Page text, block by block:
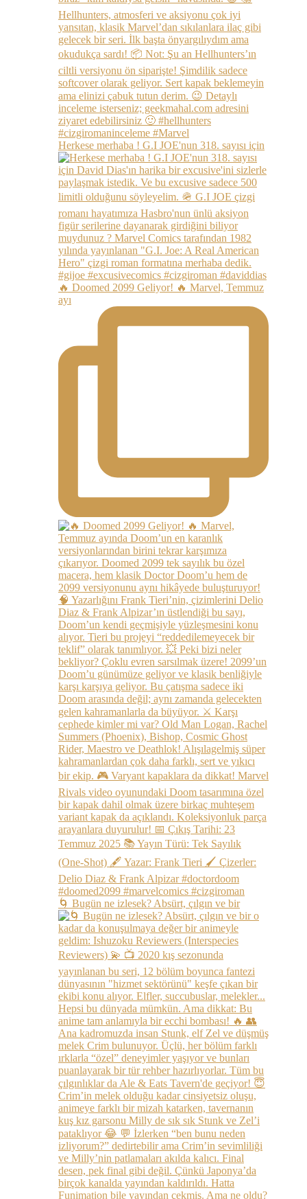
Herkese merhaba ! G.I JOE'nun 318. sayısı için
🔥 Doomed 2099 Geliyor! 🔥 Marvel, Temmuz
ayı
🌀 Bugün ne izlesek? Absürt, çılgın ve bir